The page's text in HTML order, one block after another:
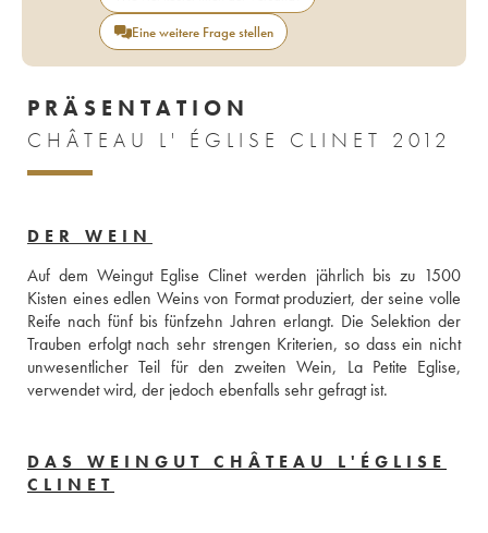
Eine weitere Frage stellen
PRÄSENTATION
CHÂTEAU L' ÉGLISE CLINET 2012
DER WEIN
Auf dem Weingut Eglise Clinet werden jährlich bis zu 1500
Kisten eines edlen Weins von Format produziert, der seine volle
Reife nach fünf bis fünfzehn Jahren erlangt. Die Selektion der
Trauben erfolgt nach sehr strengen Kriterien, so dass ein nicht
unwesentlicher Teil für den zweiten Wein, La Petite Eglise,
verwendet wird, der jedoch ebenfalls sehr gefragt ist.
DAS WEINGUT CHÂTEAU L'ÉGLISE
CLINET